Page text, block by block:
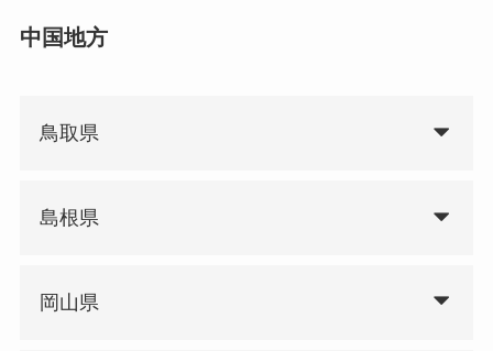
中国地方
鳥取県
島根県
岡山県